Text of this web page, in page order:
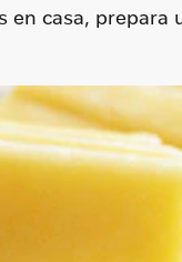
en casa, prepara